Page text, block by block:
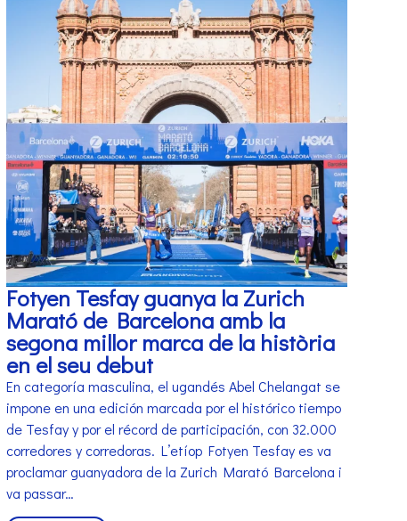
Fotyen Tesfay guanya la Zurich
Marató de Barcelona amb la
segona millor marca de la història
en el seu debut
En categoría masculina, el ugandés Abel Chelangat se
impone en una edición marcada por el histórico tiempo
de Tesfay y por el récord de participación, con 32.000
corredores y corredoras. L’etíop Fotyen Tesfay es va
proclamar guanyadora de la Zurich Marató Barcelona i
va passar…